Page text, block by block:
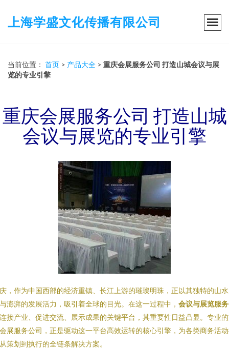
上海学盛文化传播有限公司
当前位置： 首页 > 产品大全 > 重庆会展服务公司 打造山城会议与展
览的专业引擎
重庆会展服务公司 打造山城
会议与展览的专业引擎
，作为中国西部的经济重镇、长江上游的璀璨明珠，正以其独特的山
澎湃的发展活力，吸引着全球的目光。在这一过程中， 会议与展览服务
接产业、促进交流、展示成果的关键平台，其重要性日益凸显。专业
展服务公司，正是驱动这一平台高效运转的核心引擎，为各类商务活
策划到执行的全链条解决方案。